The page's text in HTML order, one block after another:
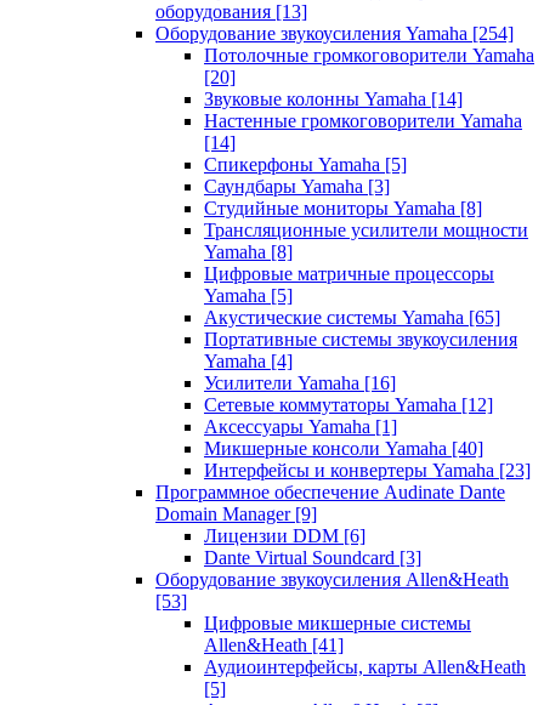
оборудования [13]
Оборудование звукоусиления Yamaha [254]
Потолочные громкоговорители Yamaha
[20]
Звуковые колонны Yamaha [14]
Настенные громкоговорители Yamaha
[14]
Спикерфоны Yamaha [5]
Саундбары Yamaha [3]
Студийные мониторы Yamaha [8]
Трансляционные усилители мощности
Yamaha [8]
Цифровые матричные процессоры
Yamaha [5]
Акустические системы Yamaha [65]
Портативные системы звукоусиления
Yamaha [4]
Усилители Yamaha [16]
Сетевые коммутаторы Yamaha [12]
Аксессуары Yamaha [1]
Микшерные консоли Yamaha [40]
Интерфейсы и конвертеры Yamaha [23]
Программное обеспечение Audinate Dante
Domain Manager [9]
Лицензии DDM [6]
Dante Virtual Soundcard [3]
Оборудование звукоусиления Allen&Heath
[53]
Цифровые микшерные системы
Allen&Heath [41]
Аудиоинтерфейсы, карты Allen&Heath
[5]